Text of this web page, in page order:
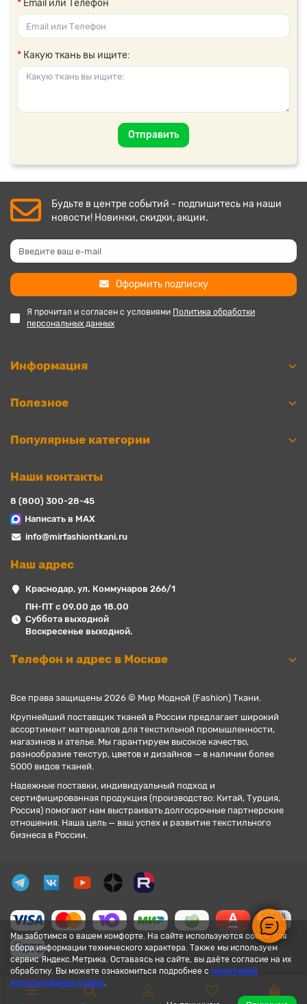
Email или Телефон
Какую ткань вы ищите:
Отправить
Мы заботимся о вашем комфорте. На сайте используются cookie для
сбора информации технического характера. Также мы используем
сервис Яндекс.Метрика. Оставаясь на сайте, вы даёте согласие на их
обработку. Вы можете ознакомиться подробнее с политикой
использования cookie.
Будьте в центре событий - подпишитесь на наши
новости! Новинки, скидки, акции.
Оформить подписку
Я прочитал и согласен с условиями Политика обработки
персональных данных
Информация
Полезное
Популярные категории
Наши контакты
8 (800) 300-28-45
Написать в MAX
info@mirfashiontkani.ru
Наш адрес
Краснодар, ул. Коммунаров 266/1
ПН-ПТ с 09.00 до 18.00
Суббота выходной
Воскресенье выходной.
Телефон и адрес в Москве
Все права защищены 2026 © Мир Модной (Fashion) Ткани.
Крупнейший поставщик тканей в России предлагает широкий
ассортимент материалов для текстильной промышленности,
магазинов и ателье. Мы гарантируем высокое качество,
разнообразие текстур, цветов и дизайнов — в наличии более
5000 видов тканей.
Надежные поставки, индивидуальный подход и
сертифицированная продукция (производство: Китай, Турция,
Россия) помогают нам выстраивать долгосрочные партнерские
отношения. Наша цель — ваш успех и развитие текстильного
бизнеса в России.